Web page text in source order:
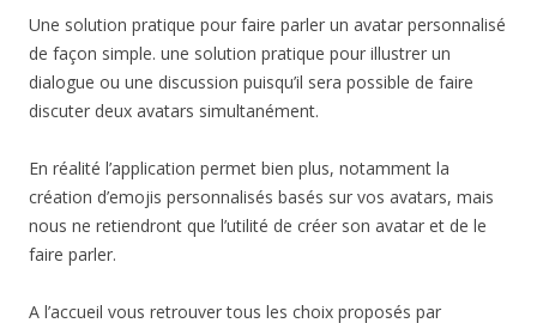
Une solution pratique pour faire parler un avatar personnalisé
de façon simple. une solution pratique pour illustrer un
dialogue ou une discussion puisqu’il sera possible de faire
discuter deux avatars simultanément.
En réalité l’application permet bien plus, notamment la
création d’emojis personnalisés basés sur vos avatars, mais
nous ne retiendront que l’utilité de créer son avatar et de le
faire parler.
A l’accueil vous retrouver tous les choix proposés par